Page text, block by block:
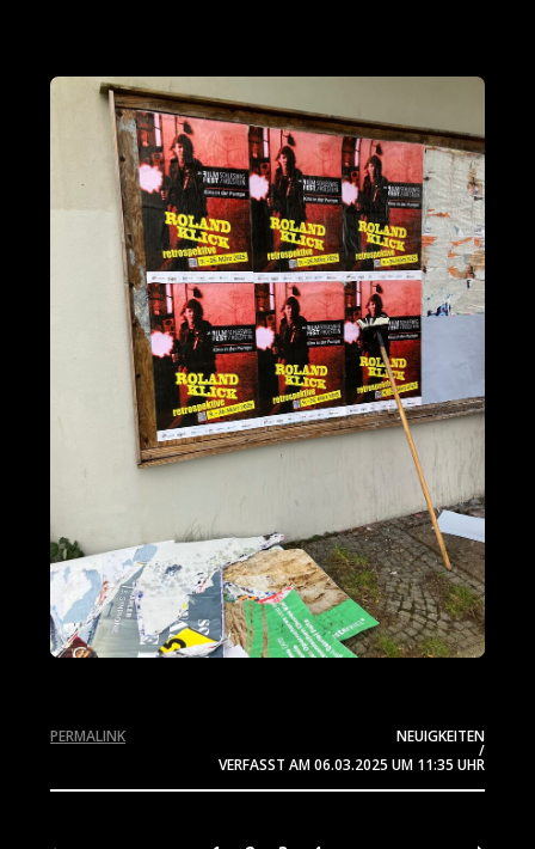
NEUIGKEITEN
/
VERFASST AM06.03.2025 UM 11:35 UHR
PERMALINK